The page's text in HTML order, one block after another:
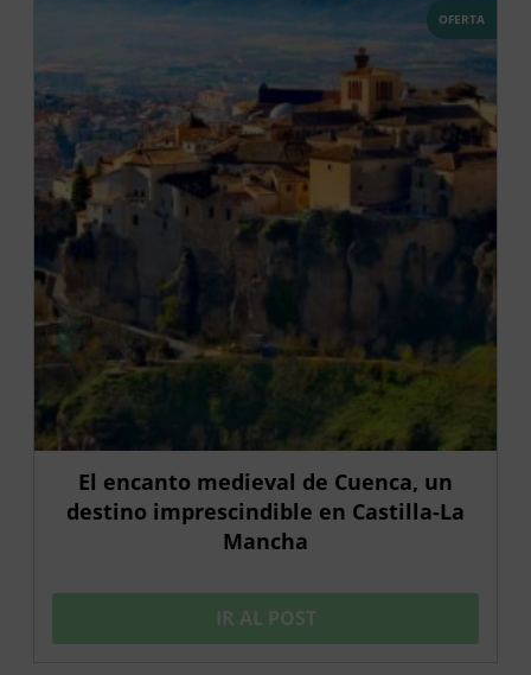
OFERTA
El encanto medieval de Cuenca, un
destino imprescindible en Castilla-La
Mancha
IR AL POST